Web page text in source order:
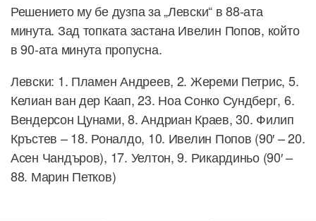
Решението му бе дузпа за „Левски“ в 88-ата
минута. Зад топката застана Ивелин Попов, който
в 90-ата минута пропусна.
Левски: 1. Пламен Андреев, 2. Жереми Петрис, 5.
Келиан ван дер Каап, 23. Ноа Сонко Сундберг, 6.
Вендерсон Цунами, 8. Андриан Краев, 30. Филип
Кръстев – 18. Роналдо, 10. Ивелин Попов (90′ – 20.
Асен Чандъров), 17. Уелтон, 9. Рикардиньо (90′ –
88. Марин Петков)